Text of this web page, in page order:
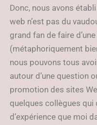
Donc, nous avons
web n’est pas du
grand fan de faire
(métaphoriquement
nous pouvons tous
autour d’une question
promotion des sites
quelques collègues qui
d’expérience que moi